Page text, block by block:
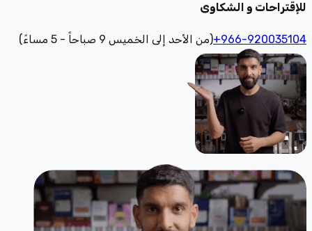
للإقتراحات و الشكاوى
+966-920035104(من الأحد إلى الخميس 9 صباحاً - 5 مساءً)